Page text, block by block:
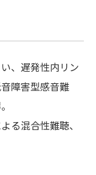
、遅発性内リン
障害型感音難
る混合性難聴、